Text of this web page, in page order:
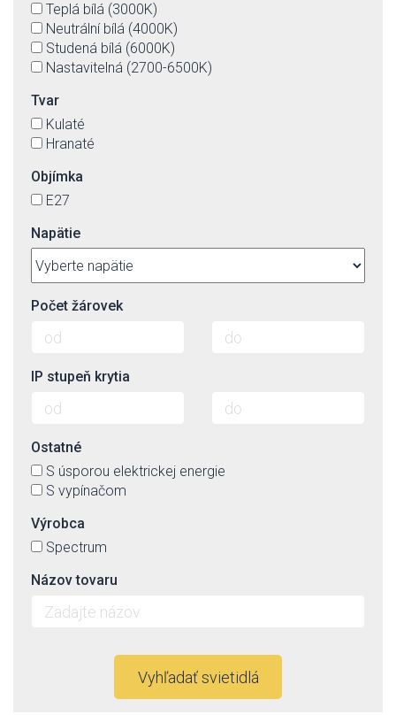
Teplá bílá (3000K)
Neutrální bílá (4000K)
Studená bílá (6000K)
Nastavitelná (2700-6500K)
Tvar
Kulaté
Hranaté
Objímka
E27
Napätie
Počet žárovek
IP stupeň krytia
Ostatné
S úsporou elektrickej energie
S vypínačom
Výrobca
Spectrum
Názov tovaru
Vyhľadať svietidlá